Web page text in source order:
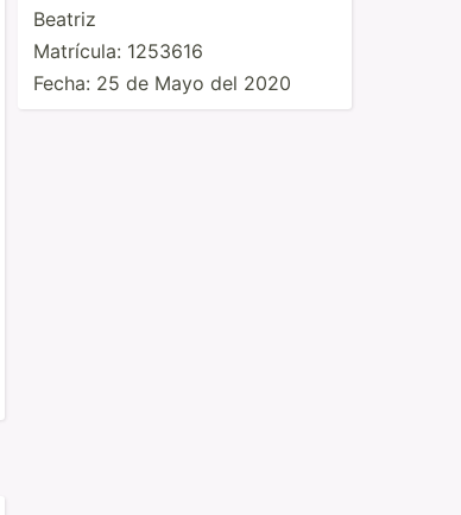
Beatriz
Matrícula: 1253616
Fecha: 25 de Mayo del 2020